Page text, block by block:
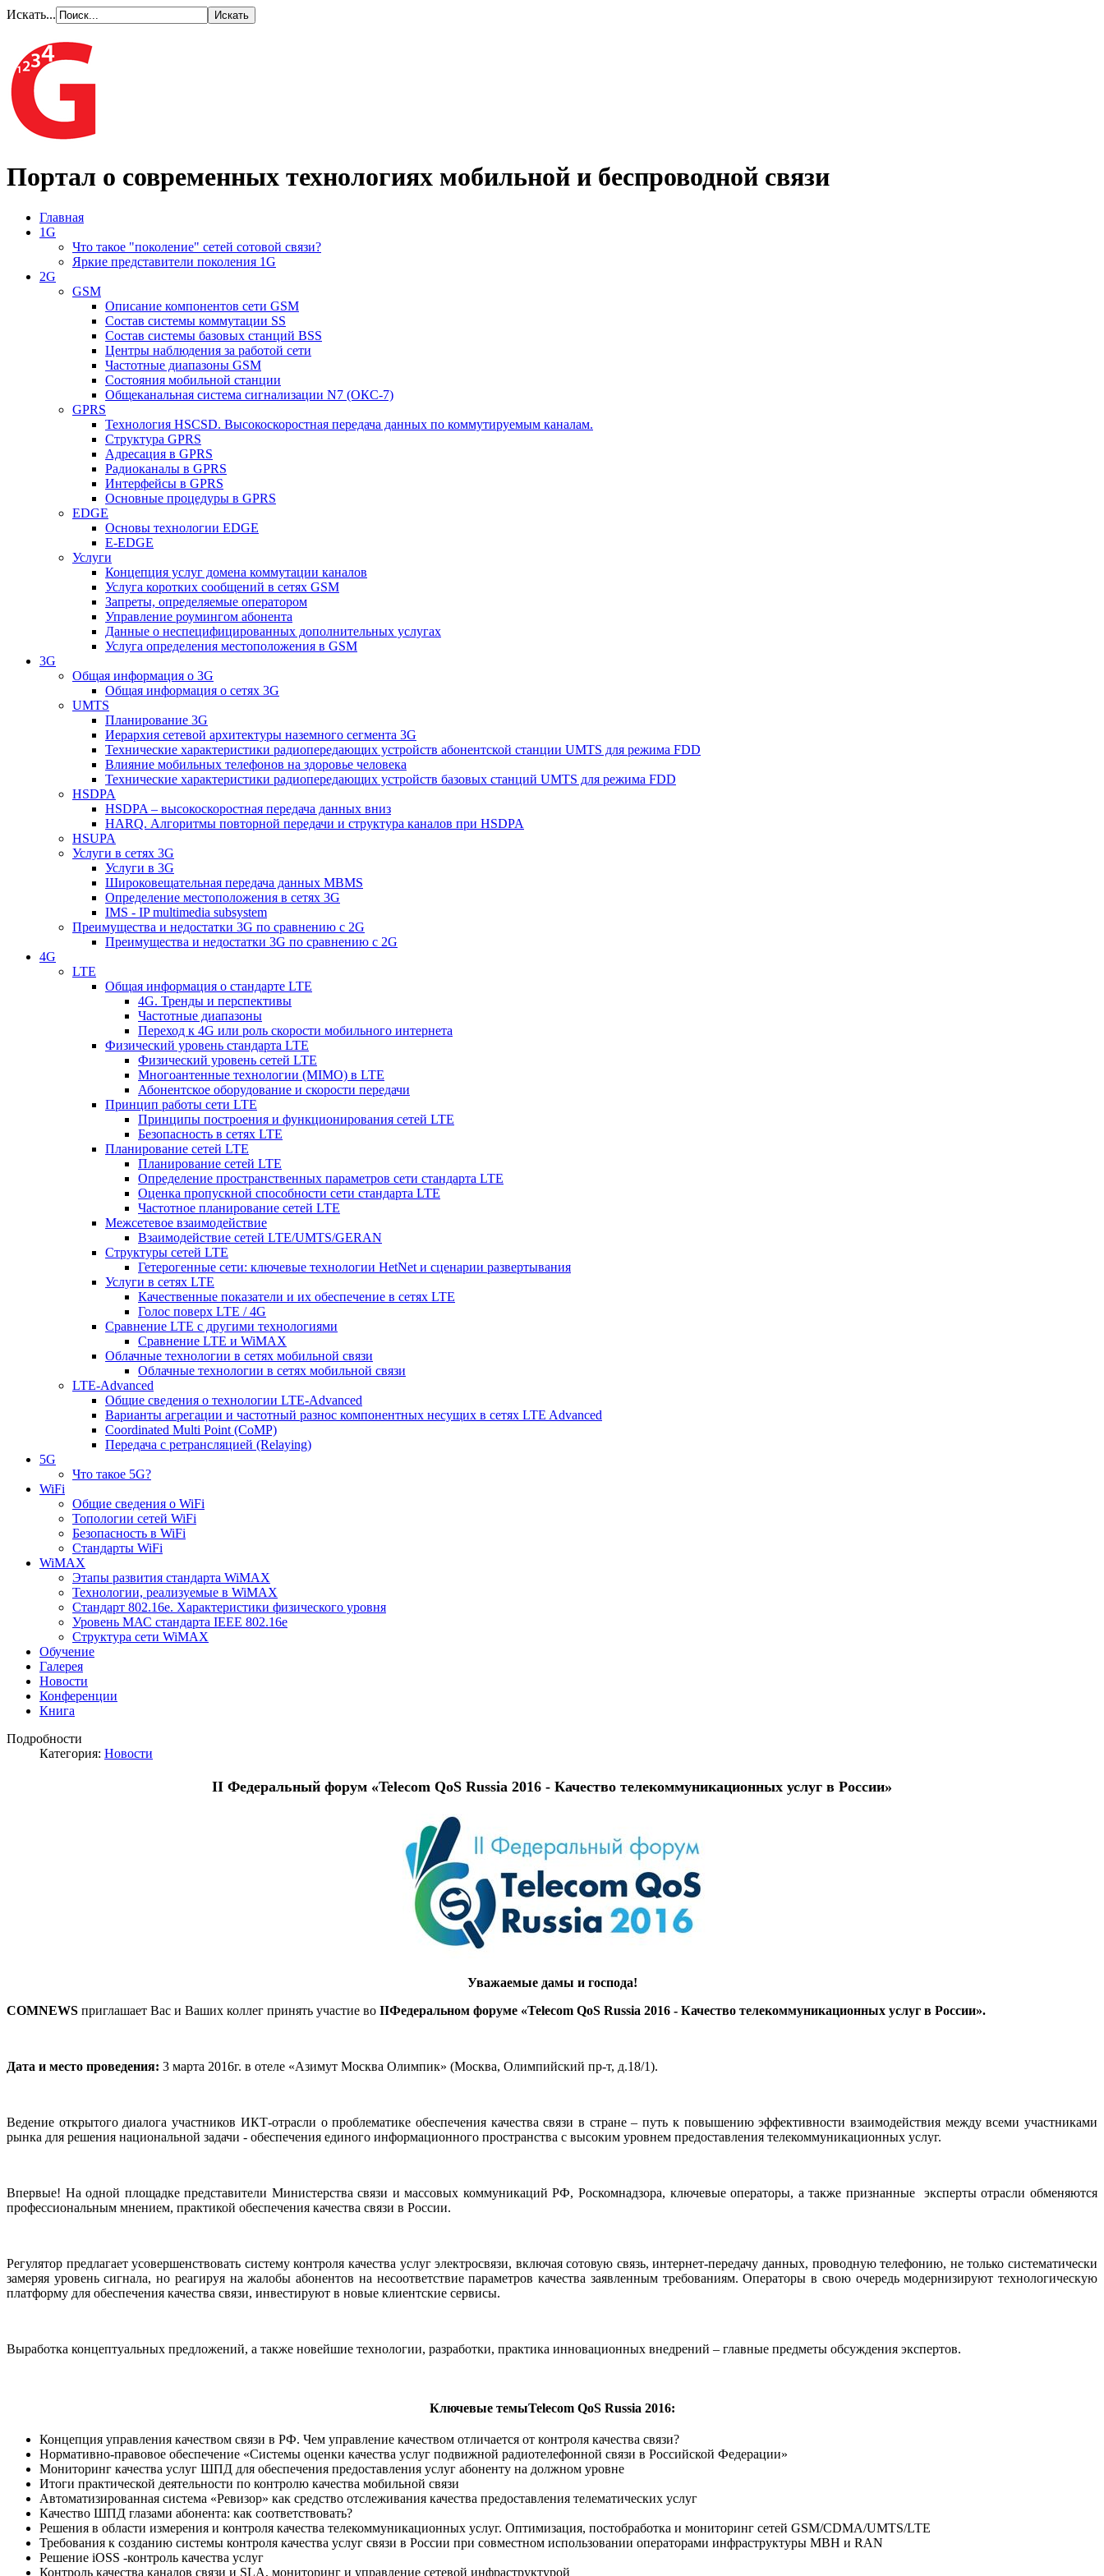
Искать...
Портал о современных технологиях мобильной и беспроводной связи
Главная
1G
Что такое "поколение" сетей сотовой связи?
Яркие представители поколения 1G
2G
GSM
Описание компонентов сети GSM
Состав системы коммутации SS
Состав системы базовых станций BSS
Центры наблюдения за работой сети
Частотные диапазоны GSM
Состояния мобильной станции
Общеканальная система сигнализации N7 (ОКС-7)
GPRS
Технология HSCSD. Высокоскоростная передача данных по коммутируемым каналам.
Структура GPRS
Адресация в GPRS
Радиоканалы в GPRS
Интерфейсы в GPRS
Основные процедуры в GPRS
EDGE
Основы технологии EDGE
E-EDGE
Услуги
Концепция услуг домена коммутации каналов
Услуга коротких сообщений в сетях GSM
Запреты, определяемые оператором
Управление роумингом абонента
Данные о неспецифицированных дополнительных услугах
Услуга определения местоположения в GSM
3G
Общая информация о 3G
Общая информация о сетях 3G
UMTS
Планирование 3G
Иерархия сетевой архитектуры наземного сегмента 3G
Технические характеристики радиопередающих устройств абонентской станции UMTS для режима FDD
Влияние мобильных телефонов на здоровье человека
Технические характеристики радиопередающих устройств базовых станций UMTS для режима FDD
HSDPA
HSDPA – высокоскоростная передача данных вниз
HARQ. Алгоритмы повторной передачи и структура каналов при HSDPA
HSUPA
Услуги в сетях 3G
Услуги в 3G
Широковещательная передача данных MBMS
Определение местоположения в сетях 3G
IMS - IP multimedia subsystem
Преимущества и недостатки 3G по сравнению с 2G
Преимущества и недостатки 3G по сравнению с 2G
4G
LTE
Общая информация о стандарте LTE
4G. Тренды и перспективы
Частотные диапазоны
Переход к 4G или роль скорости мобильного интернета
Физический уровень стандарта LTE
Физический уровень сетей LTE
Многоантенные технологии (MIMO) в LTE
Абонентское оборудование и скорости передачи
Принцип работы сети LTE
Принципы построения и функционирования сетей LTE
Безопасность в сетях LTE
Планирование сетей LTE
Планирование сетей LTE
Определение пространственных параметров сети стандарта LTE
Оценка пропускной способности сети стандарта LTE
Частотное планирование сетей LTE
Межсетевое взаимодействие
Взаимодействие сетей LTE/UMTS/GERAN
Структуры сетей LTE
Гетерогенные сети: ключевые технологии HetNet и сценарии развертывания
Услуги в сетях LTE
Качественные показатели и их обеспечение в сетях LTE
Голос поверх LTE / 4G
Сравнение LTE с другими технологиями
Сравнение LTE и WiMAX
Облачные технологии в сетях мобильной связи
Облачные технологии в сетях мобильной связи
LTE-Advanced
Общие сведения о технологии LTE-Advanced
Варианты агрегации и частотный разнос компонентных несущих в сетях LTE Advanced
Coordinated Multi Point (CoMP)
Передача с ретрансляцией (Relaying)
5G
Что такое 5G?
WiFi
Общие сведения о WiFi
Топологии сетей WiFi
Безопасность в WiFi
Стандарты WiFi
WiMAX
Этапы развития стандарта WiMAX
Технологии, реализуемые в WiMAX
Стандарт 802.16е. Характеристики физического уровня
Уровень МАС стандарта IEEE 802.16e
Структура сети WiMAX
Обучение
Галерея
Новости
Конференции
Книга
Подробности
Категория: Новости
II Федеральный форум «Telecom QoS Russia 2016 - Качество телекоммуникационных услуг в России»
Уважаемые дамы и господа!
COMNEWS приглашает Вас и Ваших коллег принять участие во IIФедеральном форуме «Telecom QoS Russia 2016 - Качество телекоммуникационных услуг в России».
Дата и место проведения: 3 марта 2016г. в отеле «Азимут Москва Олимпик» (Москва, Олимпийский пр-т, д.18/1).
Ведение открытого диалога участников ИКТ-отрасли о проблематике обеспечения качества связи в стране – путь к повышению эффективности взаимодействия между всеми участниками
рынка для решения национальной задачи - обеспечения единого информационного пространства с высоким уровнем предоставления телекоммуникационных услуг.
Впервые! На одной площадке представители Министерства связи и массовых коммуникаций РФ, Роскомнадзора, ключевые операторы, а также признанные эксперты отрасли обменяются
профессиональным мнением, практикой обеспечения качества связи в России.
Регулятор предлагает усовершенствовать систему контроля качества услуг электросвязи, включая сотовую связь, интернет-передачу данных, проводную телефонию, не только систематически
замеряя уровень сигнала, но реагируя на жалобы абонентов на несоответствие параметров качества заявленным требованиям. Операторы в свою очередь модернизируют технологическую
платформу для обеспечения качества связи, инвестируют в новые клиентские сервисы.
Выработка концептуальных предложений, а также новейшие технологии, разработки, практика инновационных внедрений – главные предметы обсуждения экспертов.
Ключевые темыTelecom QoS Russia 2016:
Концепция управления качеством связи в РФ. Чем управление качеством отличается от контроля качества связи?
Нормативно-правовое обеспечение «Системы оценки качества услуг подвижной радиотелефонной связи в Российской Федерации»
Мониторинг качества услуг ШПД для обеспечения предоставления услуг абоненту на должном уровне
Итоги практической деятельности по контролю качества мобильной связи
Автоматизированная система «Ревизор» как средство отслеживания качества предоставления телематических услуг
Качество ШПД глазами абонента: как соответствовать?
Решения в области измерения и контроля качества телекоммуникационных услуг. Оптимизация, постобработка и мониторинг сетей GSM/CDMA/UMTS/LTE
Требования к созданию системы контроля качества услуг связи в России при совместном использовании операторами инфраструктуры MBH и RAN
Решение iOSS -контроль качества услуг
Контроль качества каналов связи и SLA, мониторинг и управление сетевой инфраструктурой